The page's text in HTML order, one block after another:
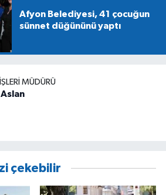
Afyon Belediyesi, 41 çocuğun
sünnet düğününü yaptı
MÜDÜRÜ
çekebilir